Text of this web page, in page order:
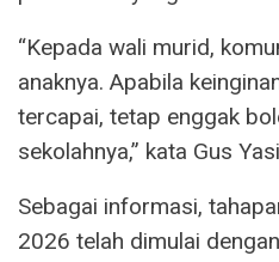
“Kepada wali murid,
anaknya. Apabila
tercapai, tetap enggak
sekolahnya,” kata Gus
Sebagai informasi,
2026 telah dimulai